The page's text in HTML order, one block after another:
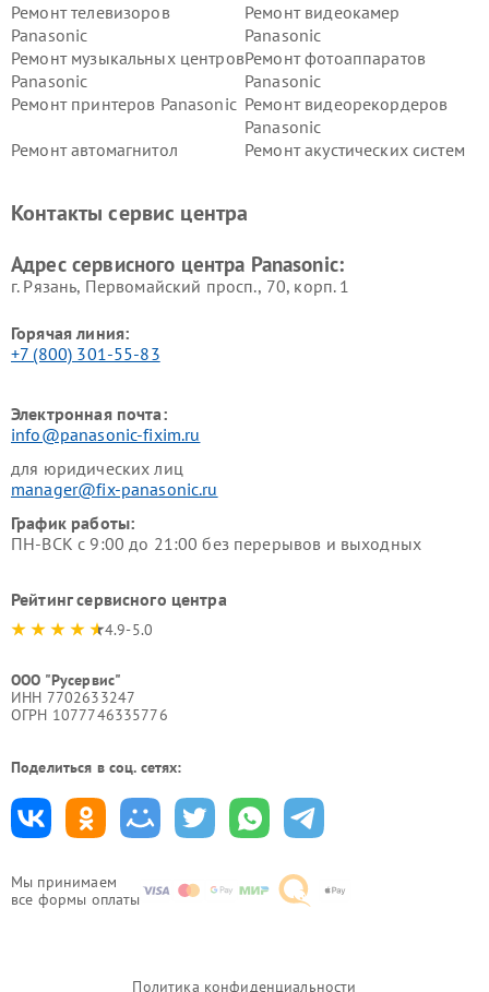
Мы принимаем
все формы оплаты
Ремонт телевизоров
Panasonic
Ремонт видеокамер
Panasonic
Ремонт музыкальных центров
Panasonic
Ремонт фотоаппаратов
Panasonic
Ремонт принтеров Panasonic Ремонт видеорекордеров
Panasonic
Ремонт автомагнитол
Ремонт акустических систем
панелей Panasonic
Контакты сервис центра
Адрес сервисного центра Panasonic:
г. Рязань, Первомайский просп., 70, корп. 1
Горячая линия:
+7 (800) 301-55-83
Электронная почта:
info@panasonic-fixim.ru
для юридических лиц
manager@fix-panasonic.ru
График работы:
ПН-ВСК с 9:00 до 21:00 без перерывов и выходных
Рейтинг сервисного центра
4.9-5.0
ООО "Русервис"
ИНН 7702633247
ОГРН 1077746335776
Поделиться в соц. сетях:
Политика конфиденциальности